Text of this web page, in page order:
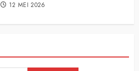
12 MEI 2026